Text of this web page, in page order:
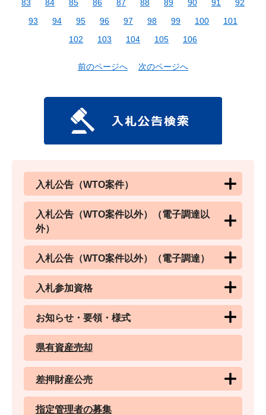
83
84 85 86 87 88 89 90 91
92
93
94 95 96 97 98 99 100
101
102
103 104 105 106
前のページへ 次のページへ
入札公告（WTO案件）
入札公告（WTO案件以外）（電子調達以
外）
入札公告（WTO案件以外）（電子調達）
入札参加資格
お知らせ・要領・様式
県有資産売却
差押財産公売
指定管理者の募集